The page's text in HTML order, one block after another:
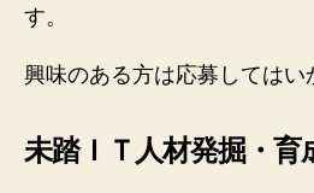
す。
興味のある方は応募してはい
未踏ＩＴ人材発掘・育